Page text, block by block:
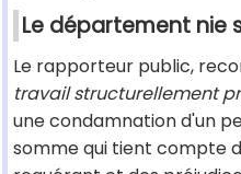
Le département nie
Le rapporteur public,
travail structurellement
une condamnation d'un
somme qui tient compte